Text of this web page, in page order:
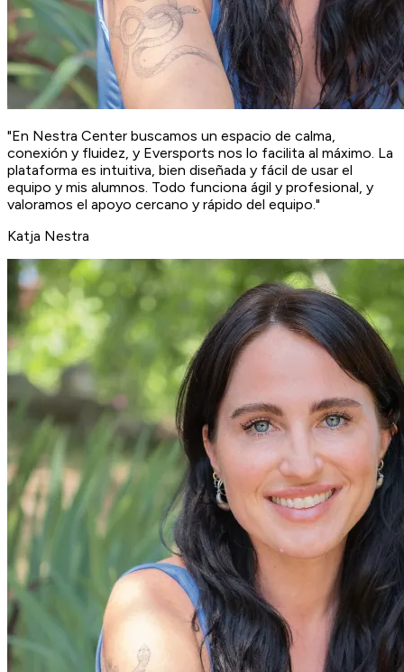
"En Nestra Center buscamos un espacio de calma,
conexión y fluidez, y Eversports nos lo facilita al máximo. La
plataforma es intuitiva, bien diseñada y fácil de usar el
equipo y mis alumnos. Todo funciona ágil y profesional, y
valoramos el apoyo cercano y rápido del equipo."
Katja Nestra